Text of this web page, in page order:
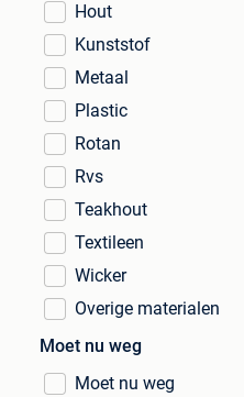
Hout
Kunststof
Metaal
Plastic
Rotan
Rvs
Teakhout
Textileen
Wicker
Overige materialen
Moet nu weg
Moet nu weg